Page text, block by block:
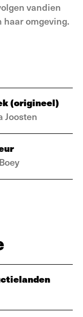
vandien
omgeving.
(origineel)
Joosten